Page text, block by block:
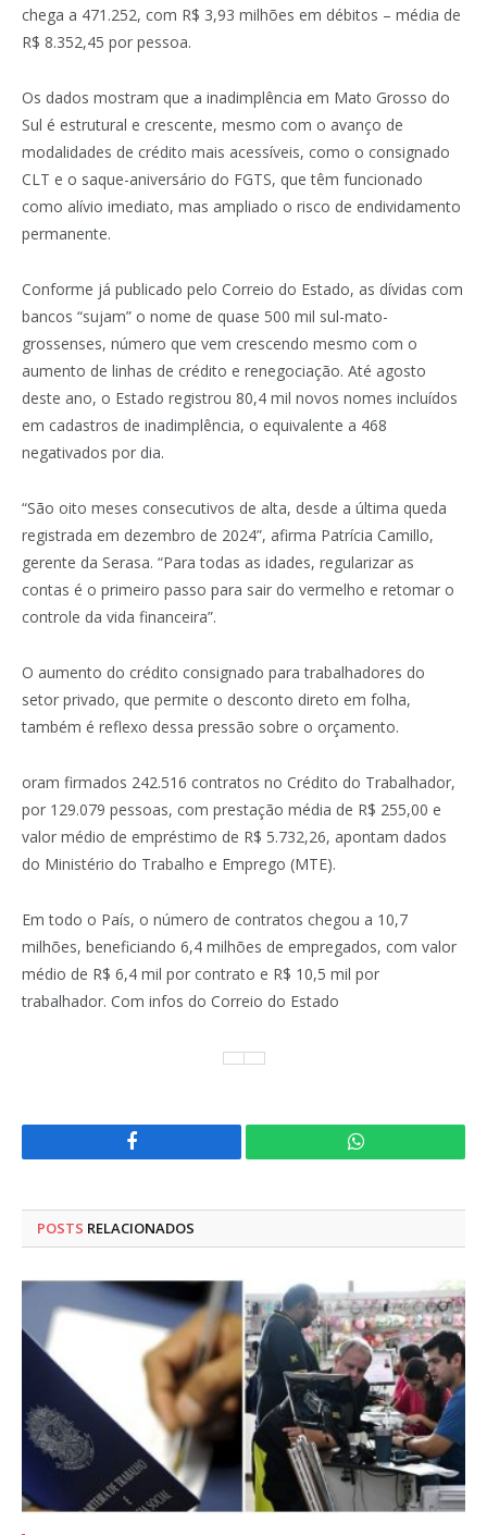
chega a 471.252, com R$ 3,93 milhões em débitos – média de
R$ 8.352,45 por pessoa.
Os dados mostram que a inadimplência em Mato Grosso do
Sul é estrutural e crescente, mesmo com o avanço de
modalidades de crédito mais acessíveis, como o consignado
CLT e o saque-aniversário do FGTS, que têm funcionado
como alívio imediato, mas ampliado o risco de endividamento
permanente.
Conforme já publicado pelo Correio do Estado, as dívidas com
bancos “sujam” o nome de quase 500 mil sul-mato-
grossenses, número que vem crescendo mesmo com o
aumento de linhas de crédito e renegociação. Até agosto
deste ano, o Estado registrou 80,4 mil novos nomes incluídos
em cadastros de inadimplência, o equivalente a 468
negativados por dia.
“São oito meses consecutivos de alta, desde a última queda
registrada em dezembro de 2024”, afirma Patrícia Camillo,
gerente da Serasa. “Para todas as idades, regularizar as
contas é o primeiro passo para sair do vermelho e retomar o
controle da vida financeira”.
O aumento do crédito consignado para trabalhadores do
setor privado, que permite o desconto direto em folha,
também é reflexo dessa pressão sobre o orçamento.
oram firmados 242.516 contratos no Crédito do Trabalhador,
por 129.079 pessoas, com prestação média de R$ 255,00 e
valor médio de empréstimo de R$ 5.732,26, apontam dados
do Ministério do Trabalho e Emprego (MTE).
Em todo o País, o número de contratos chegou a 10,7
milhões, beneficiando 6,4 milhões de empregados, com valor
médio de R$ 6,4 mil por contrato e R$ 10,5 mil por
trabalhador. Com infos do Correio do Estado
Facebook WhatsApp
POSTS RELACIONADOS